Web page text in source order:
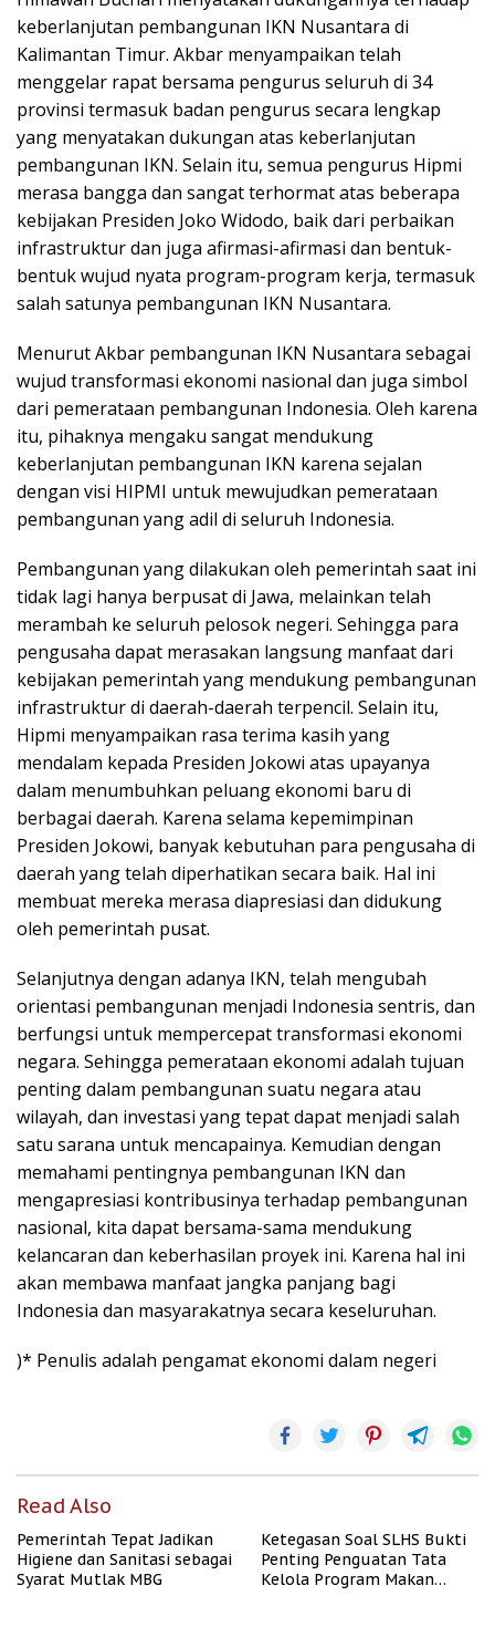
keberlanjutan pembangunan IKN Nusantara di
Kalimantan Timur. Akbar menyampaikan telah
menggelar rapat bersama pengurus seluruh di 34
provinsi termasuk badan pengurus secara lengkap
yang menyatakan dukungan atas keberlanjutan
pembangunan IKN. Selain itu, semua pengurus Hipmi
merasa bangga dan sangat terhormat atas beberapa
kebijakan Presiden Joko Widodo, baik dari perbaikan
infrastruktur dan juga afirmasi-afirmasi dan bentuk-
bentuk wujud nyata program-program kerja, termasuk
salah satunya pembangunan IKN Nusantara.
Menurut Akbar pembangunan IKN Nusantara sebagai
wujud transformasi ekonomi nasional dan juga simbol
dari pemerataan pembangunan Indonesia. Oleh karena
itu, pihaknya mengaku sangat mendukung
keberlanjutan pembangunan IKN karena sejalan
dengan visi HIPMI untuk mewujudkan pemerataan
pembangunan yang adil di seluruh Indonesia.
Pembangunan yang dilakukan oleh pemerintah saat ini
tidak lagi hanya berpusat di Jawa, melainkan telah
merambah ke seluruh pelosok negeri. Sehingga para
pengusaha dapat merasakan langsung manfaat dari
kebijakan pemerintah yang mendukung pembangunan
infrastruktur di daerah-daerah terpencil. Selain itu,
Hipmi menyampaikan rasa terima kasih yang
mendalam kepada Presiden Jokowi atas upayanya
dalam menumbuhkan peluang ekonomi baru di
berbagai daerah. Karena selama kepemimpinan
Presiden Jokowi, banyak kebutuhan para pengusaha di
daerah yang telah diperhatikan secara baik. Hal ini
membuat mereka merasa diapresiasi dan didukung
oleh pemerintah pusat.
Selanjutnya dengan adanya IKN, telah mengubah
orientasi pembangunan menjadi Indonesia sentris, dan
berfungsi untuk mempercepat transformasi ekonomi
negara. Sehingga pemerataan ekonomi adalah tujuan
penting dalam pembangunan suatu negara atau
wilayah, dan investasi yang tepat dapat menjadi salah
satu sarana untuk mencapainya. Kemudian dengan
memahami pentingnya pembangunan IKN dan
mengapresiasi kontribusinya terhadap pembangunan
nasional, kita dapat bersama-sama mendukung
kelancaran dan keberhasilan proyek ini. Karena hal ini
akan membawa manfaat jangka panjang bagi
Indonesia dan masyarakatnya secara keseluruhan.
)* Penulis adalah pengamat ekonomi dalam negeri
Read Also
Pemerintah Tepat Jadikan
Higiene dan Sanitasi sebagai
Syarat Mutlak MBG
Ketegasan Soal SLHS Bukti
Penting Penguatan Tata
Kelola Program Makan